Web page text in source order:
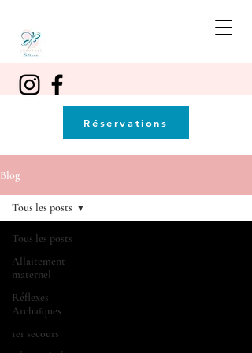
Réservations
Blog
Tous les posts
Allaitement
maternel
Réflexes
Archaïques
1er secours
Tous les posts